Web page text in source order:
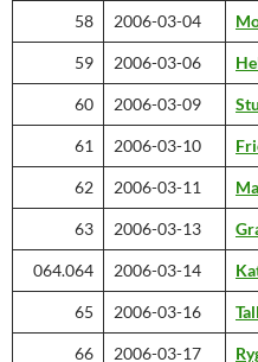
58 2006-03-04
59 2006-03-06
60 2006-03-09
61 2006-03-10
62 2006-03-11
63 2006-03-13
064.064 2006-03-14
65 2006-03-16
66 2006-03-17